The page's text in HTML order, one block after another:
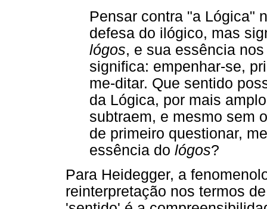
Pensar contra "a Lógica"
defesa do ilógico, mas
lógos, e sua essência
significa: empenhar-se,
me-ditar. Que sentido
da Lógica, por mais
subtraem, e mesmo sem
de primeiro questionar,
essência do lógos?
Para Heidegger, a
reinterpretação nos termos